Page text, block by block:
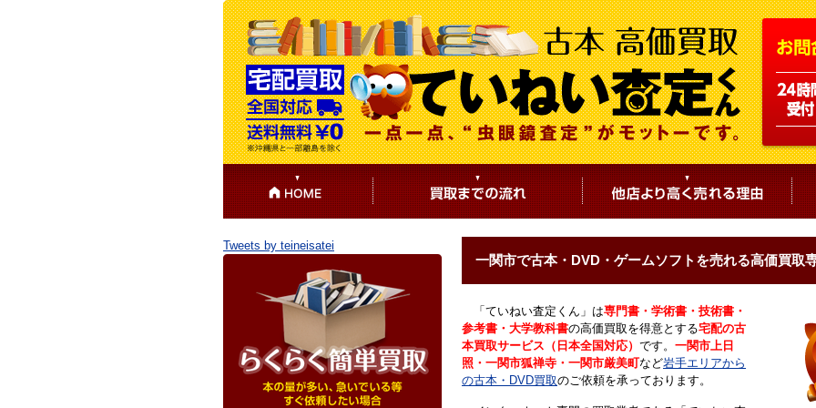
一関市で古本・DVD・ゲームソフトを売れる高価買取
「ていねい査定くん」は専門書・学術書・技術書・
参考書・大学教科書の高価買取を得意とする宅配の古
本買取サービス（日本全国対応） です。 一関市上日
照・一関市狐禅寺・一関市厳美町など岩手エリアから
の古本・DVD買取のご依頼を承っております。
Tweets by teineisatei